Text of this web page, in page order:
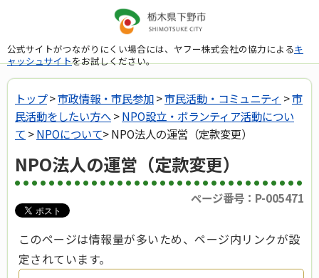
公式サイトがつながりにくい場合には、ヤフー株式会社の協力によるキ
ャッシュサイトをお試しください。
トップ>市政情報・市民参加>市民活動・コミュニティ >市
民活動をしたい方へ>NPO設立・ボランティア活動につい
て >NPOについて> NPO法人の運営（定款変更）
NPO法人の運営（定款変更）
ページ番号：P-005471
このページは情報量が多いため、ページ内リンクが設
定されています。